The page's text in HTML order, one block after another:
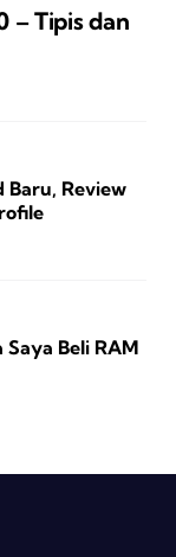
– Tipis dan
Baru, Review
Beli RAM